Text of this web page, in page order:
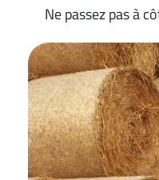
Ne passez pas à